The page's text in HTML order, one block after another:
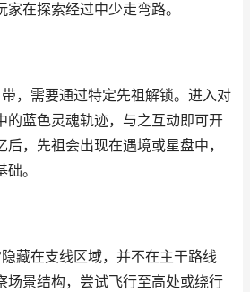
在探索经过中少走弯路。
，需要通过特定先祖解锁。进入对
的蓝色灵魂轨迹，与之互动即可开
，先祖会出现在遇境或星盘中，
。
藏在支线区域，并不在主干路线
场景结构，尝试飞行至高处或绕行